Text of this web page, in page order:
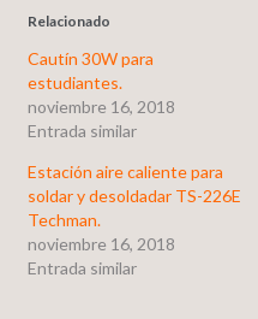
Relacionado
Cautín 30W para
estudiantes.
noviembre 16, 2018
Entrada similar
Estación aire caliente para
soldar y desoldadar TS-226E
Techman.
noviembre 16, 2018
Entrada similar